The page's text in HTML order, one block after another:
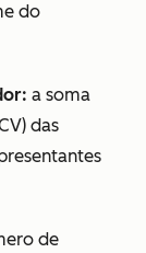
do
a soma
das
de